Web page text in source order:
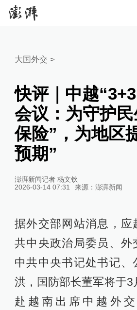
大国外交 >
快评｜中越
会议：为守护
保险”，为地区
预期”
澎湃新闻记者 杨文钦
2026-03-14 07:31
来源： 澎湃新闻
据外交部网站消息，应
共中央政治局委员、外
中共中央书记处书记、
洪，国防部长董军将于3
赴越南出席中越外